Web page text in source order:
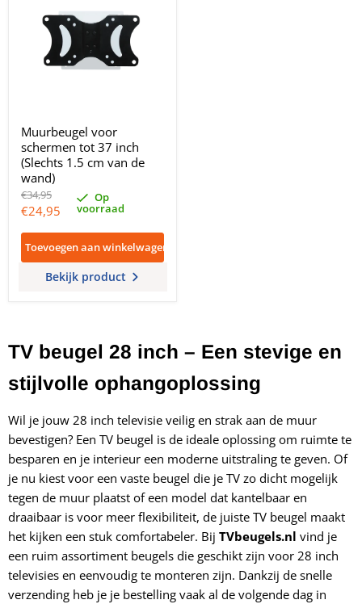
Muurbeugel voor
schermen tot 37 inch
(Slechts 1.5 cm van de
wand)
Oorspronkelijke
prijs
€34,95
Huidige
prijs
€24,95
Op
voorraad
Toevoegen aan winkelwagen
Bekijk product
TV beugel 28 inch – Een stevige en
stijlvolle ophangoplossing
Wil je jouw 28 inch televisie veilig en strak aan de muur
bevestigen? Een TV beugel is de ideale oplossing om ruimte te
besparen en je interieur een moderne uitstraling te geven. Of
je nu kiest voor een vaste beugel die je TV zo dicht mogelijk
tegen de muur plaatst of een model dat kantelbaar en
draaibaar is voor meer flexibiliteit, de juiste TV beugel maakt
het kijken een stuk comfortabeler. Bij TVbeugels.nl vind je
een ruim assortiment beugels die geschikt zijn voor 28 inch
televisies en eenvoudig te monteren zijn. Dankzij de snelle
verzending heb je je bestelling vaak al de volgende dag in